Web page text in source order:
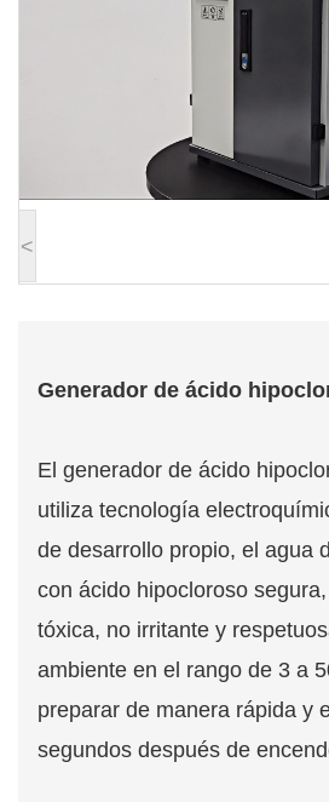
<
Generador de ácido
El generador de ácido
utiliza tecnología
de desarrollo propio, el agua
con ácido hipocloroso
tóxica, no irritante y
ambiente en el rango de 3 a
preparar de manera rápida y
segundos después de